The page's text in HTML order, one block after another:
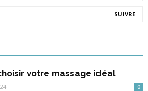
SUIVRE
votre massage idéal
0